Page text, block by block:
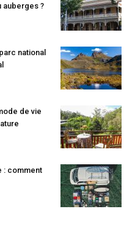
auberges ?
national
de vie
: comment